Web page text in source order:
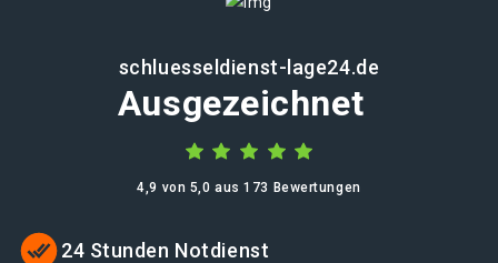
schluesseldienst-lage24.de
Ausgezeichnet
4,9 von 5,0 aus 173 Bewertungen
24 Stunden Notdienst